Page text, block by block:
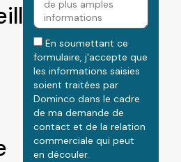
En soumettant ce
formulaire, j'accepte que
les informations saisies
soient traitées par
Dominco dans le cadre
de ma demande de
contact et de la relation
commerciale qui peut
en découler.